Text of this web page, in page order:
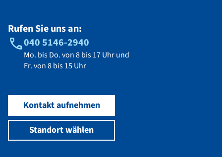
Rufen Sie uns an:
040 5146-2940
Mo. bis Do. von 8 bis 17 Uhr und
Fr. von 8 bis 15 Uhr
Kontakt aufnehmen
Standort wählen